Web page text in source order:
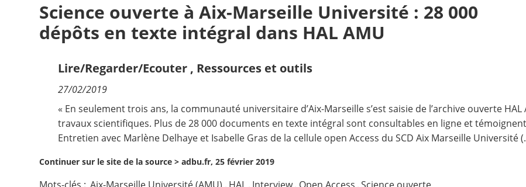
Accueil
Qui sommes nous ?
Nous suivre
Science ouverte à Aix-Marseille Université : 28 000
dépôts en texte intégral dans HAL AMU
Lire/Regarder/Ecouter , Ressources et outils
27/02/2019
« En seulement trois ans, la communauté universitaire d’Aix-Marseille s’est saisie de l’archive ouverte HAL
travaux scientifiques. Plus de 28 000 documents en texte intégral sont consultables en ligne et
Entretien avec Marlène Delhaye et Isabelle Gras de la cellule open Access du SCD Aix Marseille Université
Continuer sur le site de la source >adbu.fr, 25 février 2019